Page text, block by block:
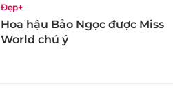
Đẹp+
Hoa hậu Bảo Ngọc được Miss
World chú ý